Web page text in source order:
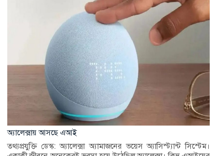
অ্যালেক্সায় আসছে এআই
তথ্যপ্রযুক্তি ডেস্ক: অ্যালেক্সা অ্যামাজনের ভয়েস অ্যাসিস্ট্যান্ট সিস্টেম।